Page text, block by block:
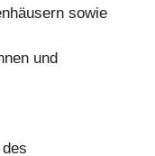
sowie
und